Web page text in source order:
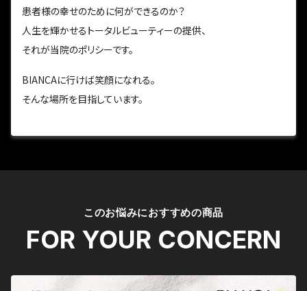
患者様の幸せのために何ができるのか？
人生を輝かせるトータルビューティーの提供、
それが当院のポリシーです。
BIANCAに行けば笑顔になれる。
そんな場所を目指しています。
このお悩みにおすすめの商品
FOR YOUR CONCERN